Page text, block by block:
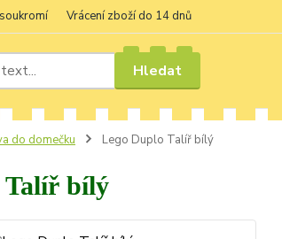
Vrácení zboží do 14 dnů
Hledat
do domečku Lego Duplo Talíř bílý
Talíř bílý